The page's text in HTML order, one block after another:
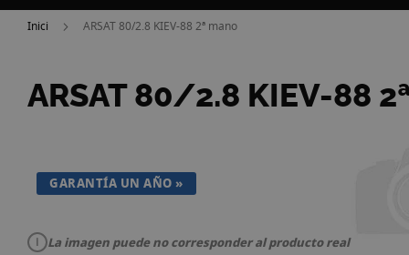
Inici ARSAT 80/2.8 KIEV-88 2ª mano
ARSAT 80/2.8 KIEV-88
la
la
GARANTÍA UN AÑO
La imagen puede no corresponder al producto real